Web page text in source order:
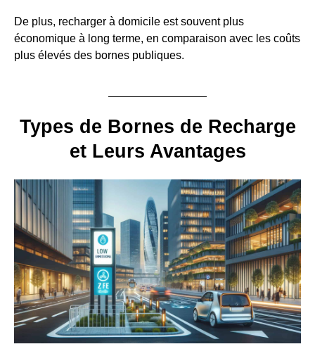
De plus, recharger à domicile est souvent plus
économique à long terme, en comparaison avec les coûts
plus élevés des bornes publiques.
Types de Bornes de Recharge
et Leurs Avantages